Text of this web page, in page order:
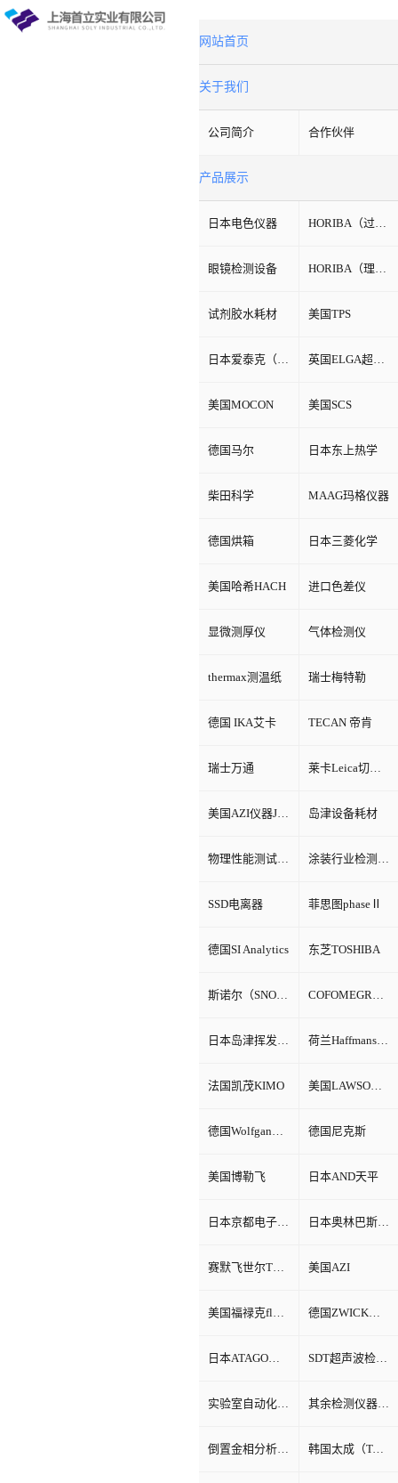
网站首页
关于我们
公司简介 合作伙伴
产品展示
日本电色仪器 HORIBA（过程&环境）
眼镜检测设备 HORIBA（理科学）
试剂胶水耗材 美国TPS
日本爱泰克（ETAC） 英国ELGA超纯水机
美国MOCON 美国SCS
德国马尔 日本东上热学
柴田科学 MAAG玛格仪器
德国烘箱 日本三菱化学
美国哈希HACH 进口色差仪
显微测厚仪 气体检测仪
thermax测温纸 瑞士梅特勒
德国 IKA艾卡 TECAN 帝肯
瑞士万通 莱卡Leica切片机和显微镜
美国AZI仪器Jerome环境检测仪器 岛津设备耗材
物理性能测试仪器 涂装行业检测设备
SSD电离器 菲思图phaseⅡ
德国SI Analytics 东芝TOSHIBA
斯诺尔（SNOL） COFOMEGRA盐雾腐蚀试验箱
日本岛津挥发性有机物VOC检测 荷兰Haffmans（哈夫曼）
法国凯茂KIMO 美国LAWSON劳森海默菲尔
德国Wolfgang Warmbier 德国尼克斯
美国博勒飞 日本AND天平
日本京都电子KEM 日本奥林巴斯Olympus
赛默飞世尔Thermo Fisher 美国AZI
美国福禄克fluke 德国ZWICK兹韦克
日本ATAGO（爱宕）折光仪 SDT超声波检测仪
实验室自动化系统 其余检测仪器设备
倒置金相分析显微镜 韩国太成（TAE SUNG）